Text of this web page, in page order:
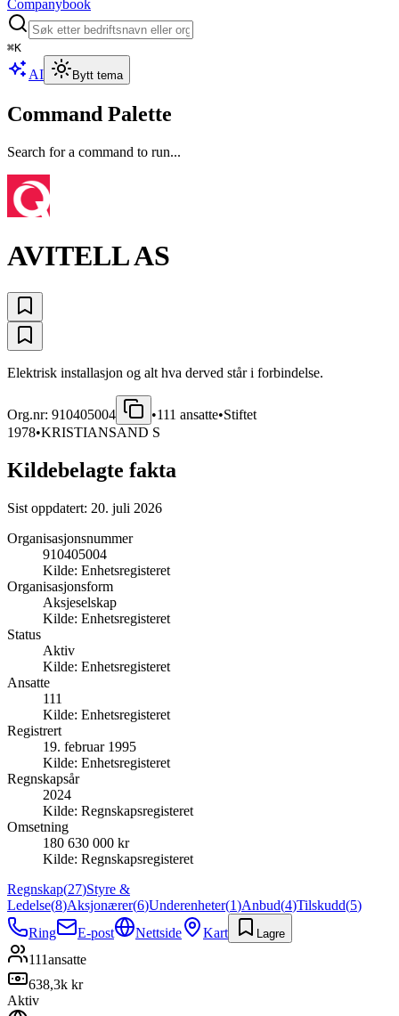
Companybook
⌘K
AI Bytt tema
Command Palette
Search for a command to run...
AVITELL AS
Elektrisk installasjon og alt hva derved står i forbindelse.
Org.nr: 910405004 •111 ansatte•Stiftet
1978•KRISTIANSAND S
Kildebelagte fakta
Sist oppdatert: 20. juli 2026
Organisasjonsnummer
910405004
Kilde: Enhetsregisteret
Organisasjonsform
Aksjeselskap
Kilde: Enhetsregisteret
Status
Aktiv
Kilde: Enhetsregisteret
Ansatte
111
Kilde: Enhetsregisteret
Registrert
19. februar 1995
Kilde: Enhetsregisteret
Regnskapsår
2024
Kilde: Regnskapsregisteret
Omsetning
180 630 000 kr
Kilde: Regnskapsregisteret
Regnskap(27)Styre &
Ledelse(8)Aksjonærer(6)Underenheter(1)Anbud(4)Tilskudd(5)
Ring
E-post Nettside Kart Lagre
111ansatte
638,3k kr
Aktiv